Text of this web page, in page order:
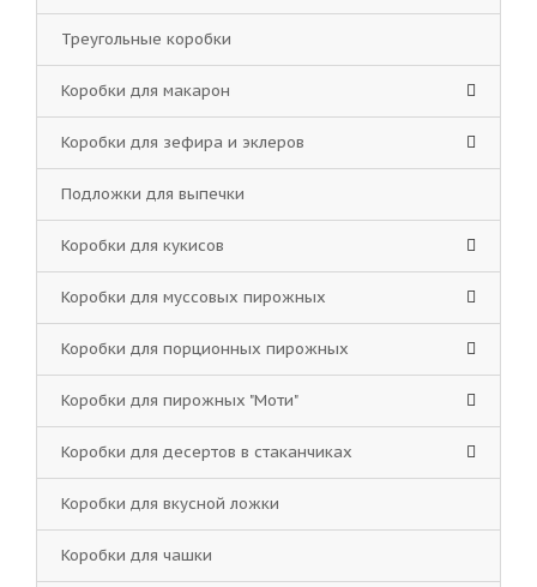
Треугольные коробки
Коробки для макарон
Коробки для зефира и эклеров
Подложки для выпечки
Коробки для кукисов
Коробки для муссовых пирожных
Коробки для порционных пирожных
Коробки для пирожных "Моти"
Коробки для десертов в стаканчиках
Коробки для вкусной ложки
Коробки для чашки